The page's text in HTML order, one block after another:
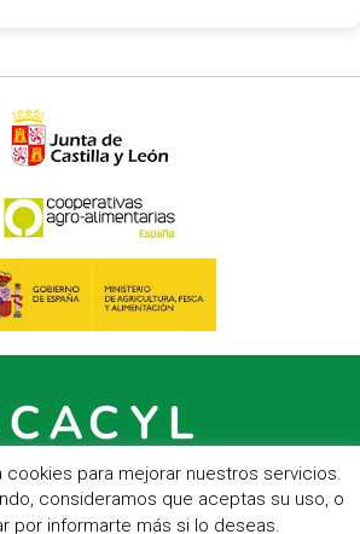
cookies para mejorar nuestros servicios.
consideramos que aceptas su uso, o
por informarte más si lo deseas.